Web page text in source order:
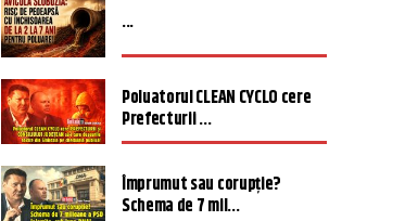
...
Poluatorul CLEAN CYCLO cere
Prefecturii ...
Împrumut sau corupție?
Schema de 7 mil...